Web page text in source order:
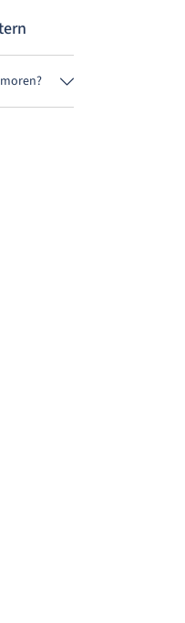
BSP Auto.